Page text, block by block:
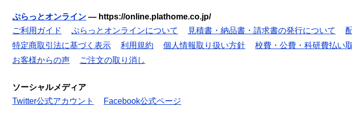
ぷらっとオンライン — https://online.plathome.co.jp/
ご利用ガイド
ぷらっとオンラインについて 見積書・納品書・請求書の発行について
特定商取引法に基づく表示
利用規約 個人情報取り扱い方針 校費・公費・科研費払い
お客様からの声
ご注文の取り消し
ソーシャルメディア
Twitter公式アカウント
Facebook公式ページ